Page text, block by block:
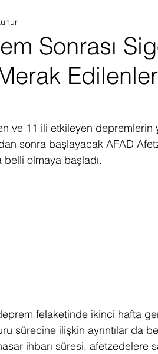
Para
Micro Focus Çevre Koruma
Sonrası
ve 11 ili etkileyen depremlerin
sonra başlayacak AFAD
belli olmaya başladı.
felaketinde ikinci hafta
sürecine ilişkin ayrıntılar da
ihbarı süresi, afetzedelere